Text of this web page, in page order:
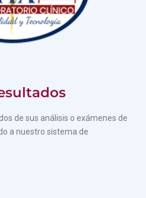
de sus análisis o exámenes de
a nuestro sistema de